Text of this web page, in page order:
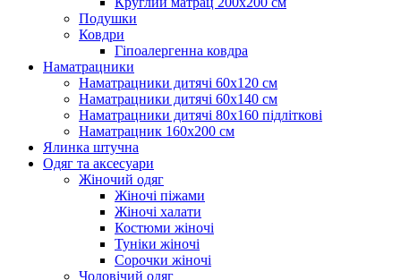
Подушки
Ковдри
Гіпоалергенна ковдра
Наматрацники
Наматрацники дитячі 60х120 см
Наматрацники дитячі 60х140 см
Наматрацники дитячі 80х160 підліткові
Наматрацник 160х200 см
Ялинка штучна
Одяг та аксесуари
Жіночий одяг
Жіночі піжами
Жіночі халати
Костюми жіночі
Туніки жіночі
Сорочки жіночі
Чоловічий одяг